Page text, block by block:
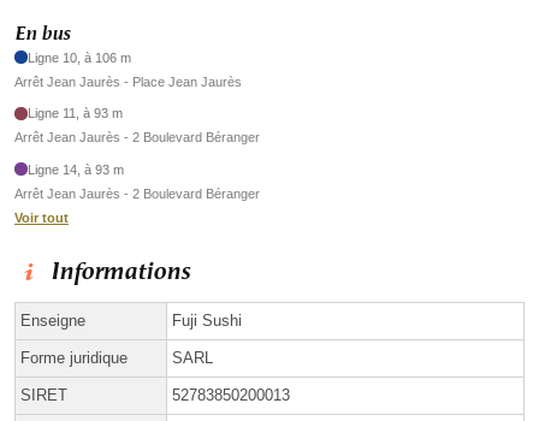
En bus
Ligne 10, à 106 m
Arrêt Jean Jaurès - Place Jean Jaurès
Ligne 11, à 93 m
Arrêt Jean Jaurès - 2 Boulevard Béranger
Ligne 14, à 93 m
Arrêt Jean Jaurès - 2 Boulevard Béranger
Voir tout
Informations
Enseigne Fuji Sushi
Forme juridique SARL
SIRET 52783850200013